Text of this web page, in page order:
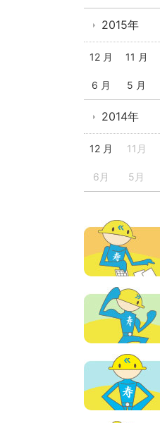
2015年
12 月 11 月
6 月 5 月
2014年
12 月 11月
6月 5月